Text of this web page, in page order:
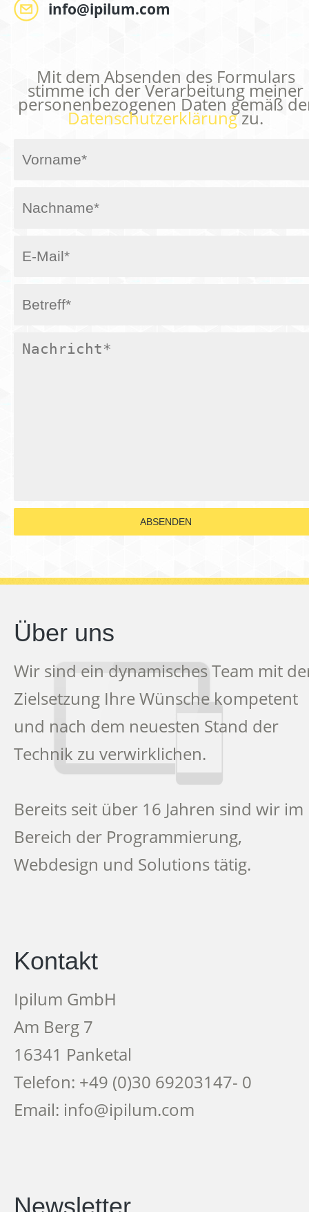
info@ipilum.com
Mit dem Absenden des Formulars
stimme ich der Verarbeitung meiner
personenbezogenen Daten gemäß
Datenschutzerklärungzu.
ABSENDEN
Über uns
Wir sind ein dynamisches Team mit
Zielsetzung Ihre Wünsche kompetent
und nach dem neuesten Stand der
Technik zu verwirklichen.
Bereits seit über 16 Jahren sind wir im
Bereich der Programmierung,
Webdesign und Solutions tätig.
Kontakt
Ipilum GmbH
Am Berg 7
16341 Panketal
Telefon: +49 (0)30 69203147- 0
Email: info@ipilum.com
Newsletter